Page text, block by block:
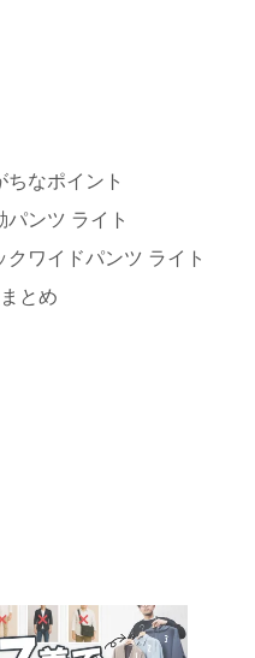
なポイント
ンツ ライト
ワイドパンツ ライト
とめ